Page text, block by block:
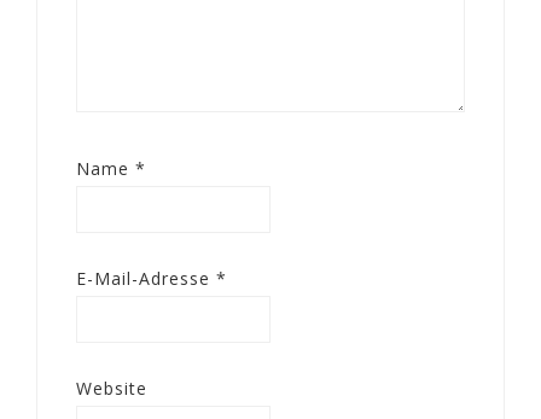
Name *
E-Mail-Adresse *
Website